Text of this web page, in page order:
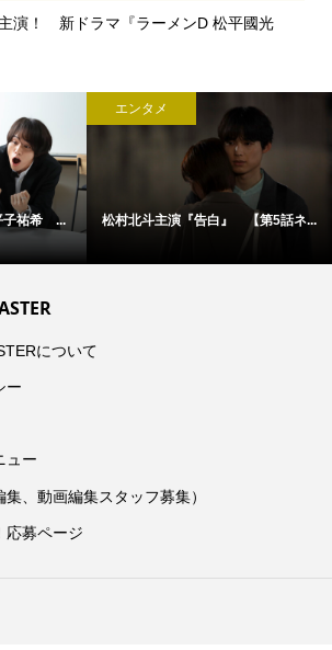
演！ 新ドラマ『ラーメンD 松平國光
子祐希 ...
エンタメ
松村北斗主演『告白』 【第5話ネ...
について
ー
ュー
、動画編集スタッフ募集）
応募ページ